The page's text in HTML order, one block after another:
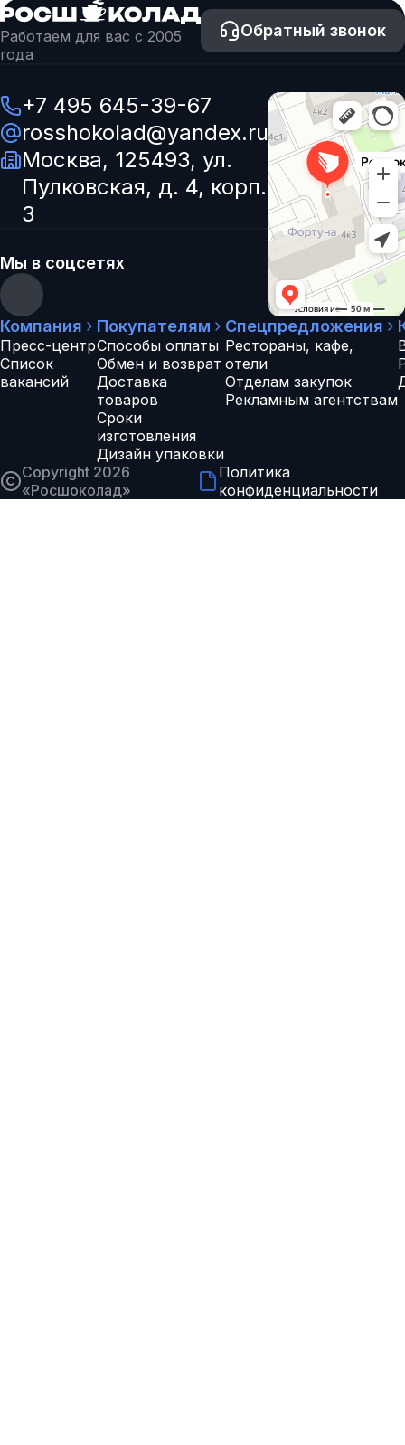
Работаем для вас с 2005
года
Обратный звонок
+7 495 645-39-67
rosshokolad@yandex.ru
Москва, 125493, ул.
Пулковская, д. 4, корп.
3
Мы в соцсетях
Компания
Пресс-центр
Список
вакансий
Покупателям
Способы оплаты
Обмен и возврат
Доставка
товаров
Сроки
изготовления
Дизайн упаковки
Спецпредложения
Рестораны, кафе,
отели
Отделам закупок
Рекламным агентствам
Copyright 2026
«Росшоколад»
Политика
конфиденциальности